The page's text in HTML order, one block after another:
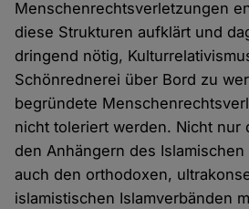
Menschenrechtsverletzungen
diese Strukturen aufklärt und
dringend nötig,
Schönrednerei über Bord zu
begründete
nicht toleriert werden. Nicht nur
den Anhängern des
auch den orthodoxen,
islamistischen Islamverbänden